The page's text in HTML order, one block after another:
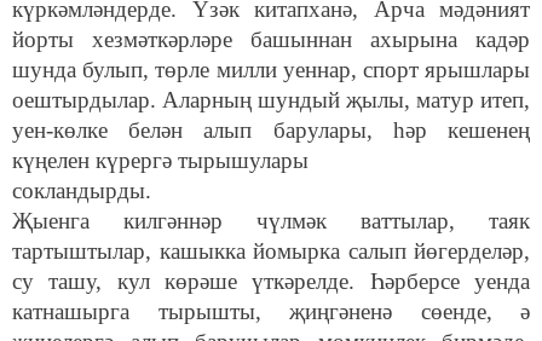
күркәмләндерде. Үзәк китапханә, Арча мәдәният
йорты хезмәткәрләре башыннан ахырына кадәр
шунда булып, төрле милли уеннар, спорт ярышлары
оештырдылар. Аларның шундый җылы, матур итеп,
уен-көлке белән алып барулары, һәр кешенең
күңелен күрергә тырышулары
сокландырды.
Җыенга килгәннәр чүлмәк ваттылар, таяк
тартыштылар, кашыкка йомырка салып йөгерделәр,
су ташу, кул көрәше үткәрелде. Һәрберсе уенда
катнашырга тырышты, җиңгәненә сөенде, ә